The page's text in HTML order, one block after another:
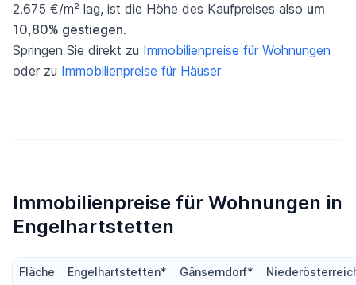
2.675 €/m² lag, ist die Höhe des Kaufpreises also um
10,80% gestiegen.
Springen Sie direkt zu Immobilienpreise für Wohnungen
oder zu Immobilienpreise für Häuser
Immobilienpreise für Wohnungen in
Engelhartstetten
Fläche Engelhartstetten* Gänserndorf*